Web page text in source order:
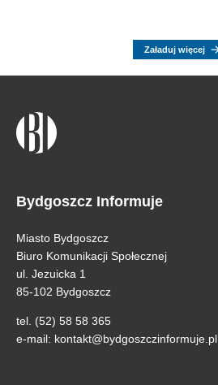
Załaduj więcej
Bydgoszcz Informuje
Miasto Bydgoszcz
Biuro Komunikacji Społecznej
ul. Jezuicka 1
85-102 Bydgoszcz
tel. (52) 58 58 365
e-mail: kontakt@bydgoszczinformuje.pl